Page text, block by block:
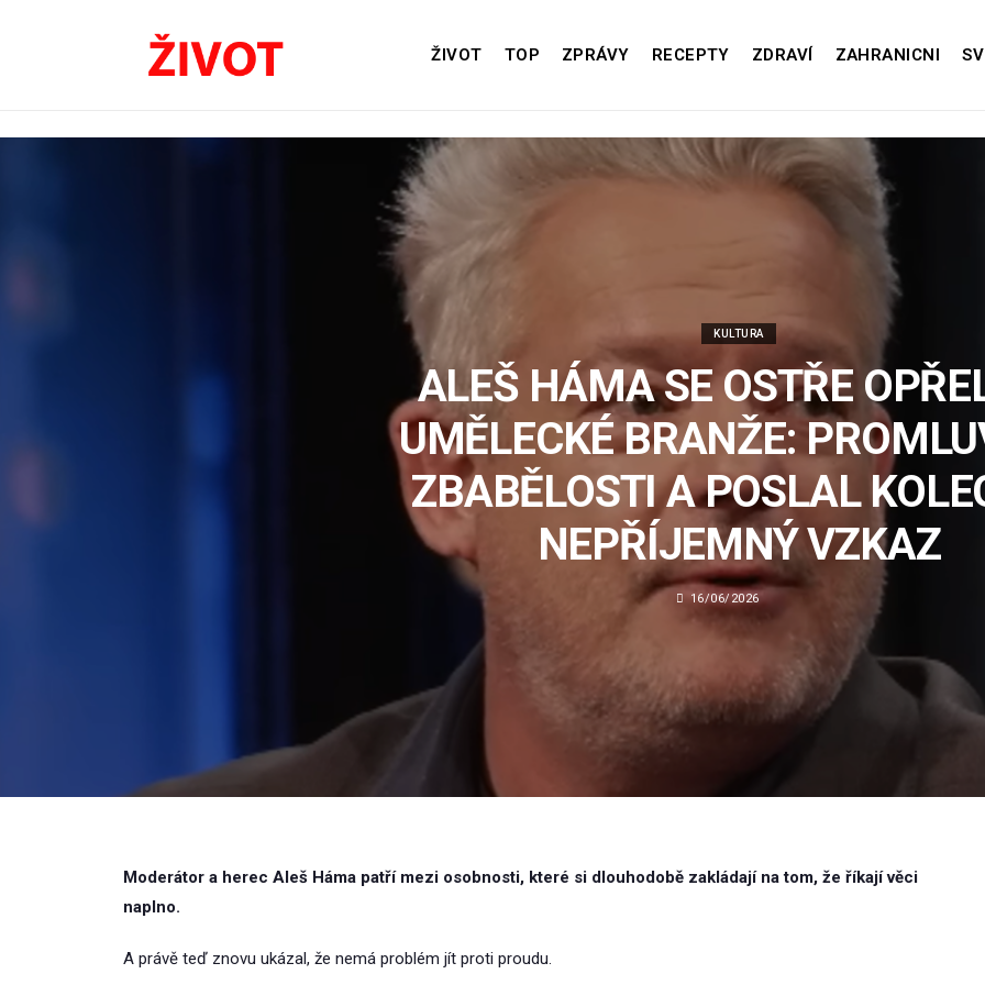
ŽIVOT TOP ZPRÁVY RECEPTY ZDRAVÍ ZAHRANICNI
KULTURA
ALEŠ HÁMA SE OSTŘE
UMĚLECKÉ BRANŽE:
ZBABĚLOSTI A POSLAL
NEPŘÍJEMNÝ VZKAZ
16/06/2026
Moderátor a herec Aleš Háma patří mezi osobnosti, které si dlouhodobě zakládají na tom, že říkají věci
naplno.
A právě teď znovu ukázal, že nemá problém jít proti proudu.